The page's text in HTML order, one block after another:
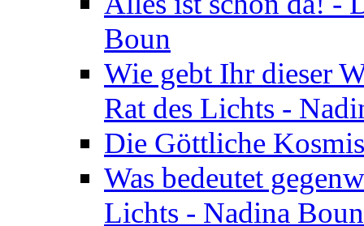
Boun
Wie gebt Ihr dieser
Rat des Lichts -
Die Göttliche
Was bedeutet
Lichts - Nadina Boun